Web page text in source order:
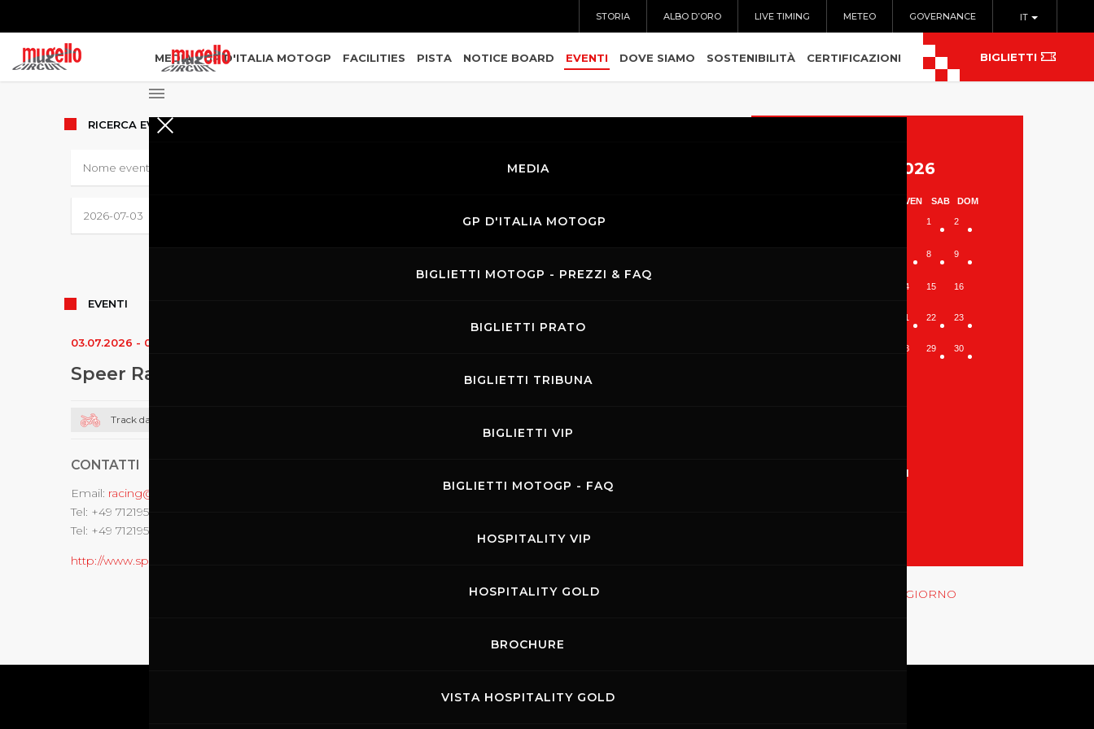
IT
STORIA ALBO D’ORO LIVE TIMING METEO GOVERNANCE
MEDIA GP D'ITALIA MOTOGP FACILITIES PISTA NOTICE BOARD EVENTI DOVE SIAMO SOSTENIBILITÀ CERTIFICAZIONI
MEDIA
GP D'ITALIA MOTOGP
BIGLIETTI MOTOGP - PREZZI & FAQ
BIGLIETTI PRATO
BIGLIETTI TRIBUNA
BIGLIETTI VIP
BIGLIETTI MOTOGP - FAQ
HOSPITALITY VIP
HOSPITALITY GOLD
BROCHURE
VISTA HOSPITALITY GOLD
BIGLIETTI
RICERCA EVENTI
EVENTI
03.07.2026 - 05.07.2026
Speer Racing
Track day moto
CONTATTI
Email: racing@speer-racing.com
Tel: +49 7121959350
Tel: +49 7121959351
http://www.speer-racing.com
Agosto 2026
VEN SAB DOM
1 2
8 9
14 15 16
21 22 23
28 29 30
TUTTI GLI EVENTI
MOSTRA GLI EVENTI DEL GIORNO